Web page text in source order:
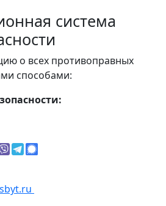
система
о всех противоправных
способами: